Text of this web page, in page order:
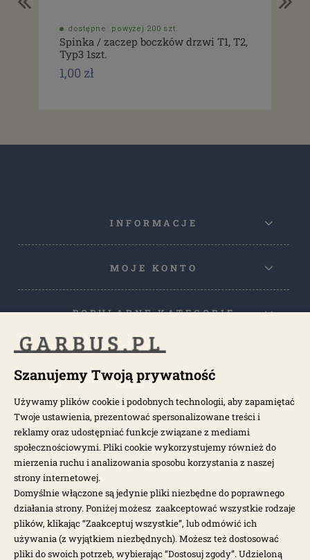
dostępne: powyżej 200 szt.
Spinka / zaczep boczków drzwi T1, T2,
Typ3 1szt.
1,00 zł
INFORMACJE
MOJE KONTO
POPULARNE KATEGORIE
NEWSLETTER
Otrzymuj najnowsze wiadomości i oferty bezpośrednio na swoją
pocztę.
ZAPISZ SIĘ >
Szanujemy Twoją prywatność
Używamy plików cookie i podobnych technologii, aby zapamiętać
Twoje ustawienia, prezentować spersonalizowane treści i
reklamy oraz udostępniać funkcje związane z mediami
społecznościowymi. Pliki cookie wykorzystujemy również do
mierzenia ruchu i analizowania sposobu korzystania z naszej
strony internetowej.
Domyślnie włączone są jedynie pliki niezbędne do poprawnego
działania strony. Poniżej możesz zaakceptować wszystkie rodzaje
plików, klikając “Zaakceptuj wszystkie”, lub odmówić ich
używania (z wyjątkiem niezbędnych). Możesz też dostosować
pliki do swoich potrzeb, wybierając “Dostosuj zgody”. Udzieloną